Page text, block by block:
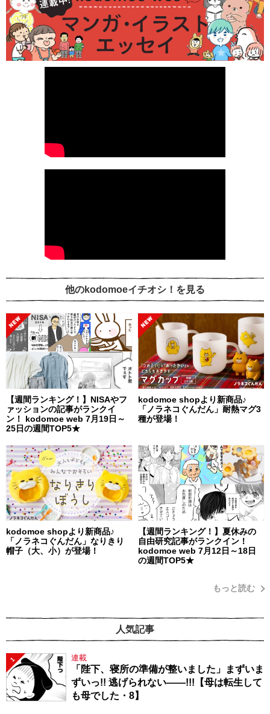
他のkodomoeイチオシ！を見る
【週間ランキング！】NISAやフ
ァッションの記事がランクイ
ン！ kodomoe web 7月19日～
25日の週間TOP5★
kodomoe shopより新商品♪
「ノラネコぐんだん」耐熱マグ3
種が登場！
kodomoe shopより新商品♪
「ノラネコぐんだん」なりきり
帽子（大、小）が登場！
【週間ランキング！】夏休みの
自由研究記事がランクイン！
kodomoe web 7月12日～18日
の週間TOP5★
もっと読む
人気記事
1 連載
「陛下、寝所の準備が整いました」まずいま
ずいっ!! 逃げられない――!!!【母は転生して
も母でした・8】